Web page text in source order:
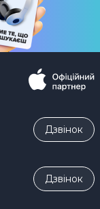
Дзвiнок
Дзвiнок